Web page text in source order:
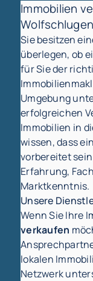
Immobilien
Wolfschlugen
Sie besitzen
überlegen, ob
für Sie der
Umgebung
erfolgreichen
Immobilien in
wissen, dass
vorbereitet
Erfahrung,
Marktkenntnis.
Unsere
Wenn Sie Ihre
verkaufen
lokalen
Netzwerk